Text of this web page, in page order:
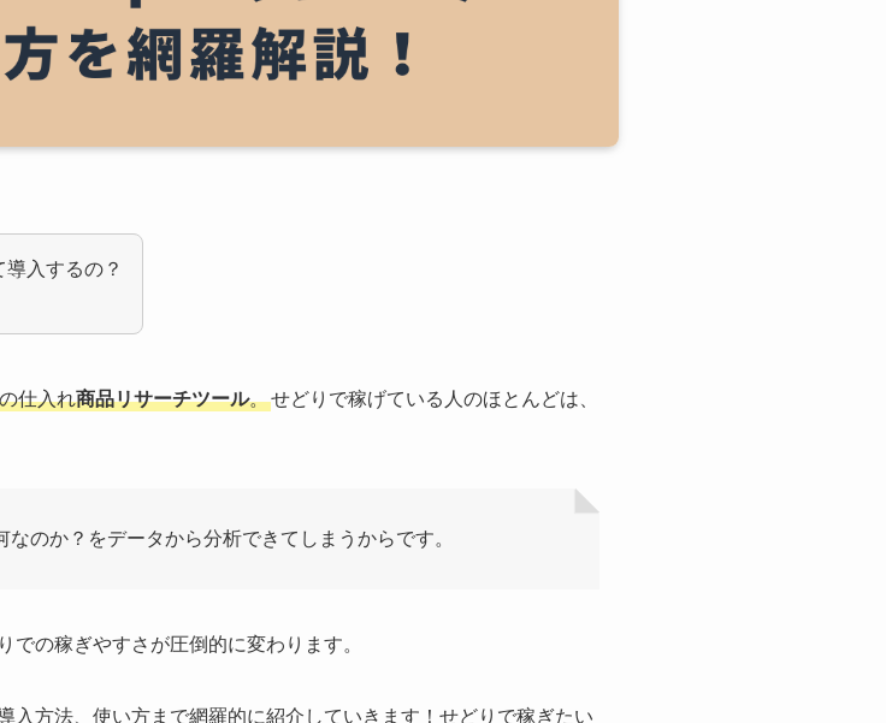
入するの？
仕入れ商品リサーチツール。せどりで稼げている人のほとんどは、
のか？をデータから分析できてしまうからです。
の稼ぎやすさが圧倒的に変わります。
入方法、使い方まで網羅的に紹介していきます！せどりで稼ぎたい